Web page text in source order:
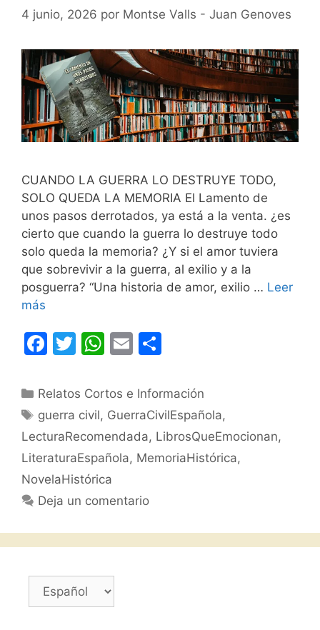
4 junio, 2026 por Montse Valls - Juan Genoves
CUANDO LA GUERRA LO DESTRUYE TODO,
SOLO QUEDA LA MEMORIA El Lamento de
unos pasos derrotados, ya está a la venta. ¿es
cierto que cuando la guerra lo destruye todo
solo queda la memoria? ¿Y si el amor tuviera
que sobrevivir a la guerra, al exilio y a la
posguerra? “Una historia de amor, exilio … Leer
más
F
c
e
b
o
o
k
T
itt
er
W
at
s
A
p
p
E
ai
l
m
p
ar
tir
Categorías
Relatos Cortos e Información
Etiquetas
guerra civil, GuerraCivilEspañola,
LecturaRecomendada, LibrosQueEmocionan,
LiteraturaEspañola, MemoriaHistórica,
NovelaHistórica
Deja un comentario
Elegir